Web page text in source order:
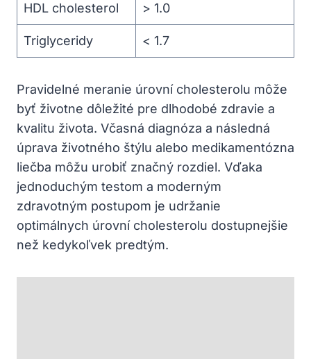
HDL cholesterol >⁣ 1.0
Triglyceridy < 1.7
Pravidelné meranie úrovní cholesterolu môže
byť životne dôležité pre ⁢dlhodobé zdravie ⁢a
kvalitu života. Včasná ‍diagnóza a následná
úprava životného štýlu⁣ alebo medikamentózna
liečba​ môžu urobiť značný rozdiel. Vďaka
jednoduchým testom ⁢a moderným
zdravotným postupom je udržanie
optimálnych úrovní ‍cholesterolu dostupnejšie
než kedykoľvek predtým.